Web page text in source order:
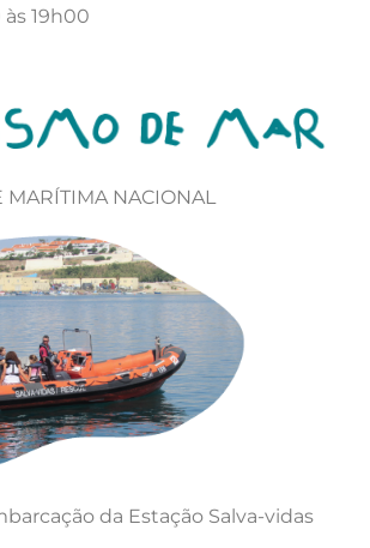
às 19h00
MARÍTIMA NACIONAL
da Estação Salva-vidas